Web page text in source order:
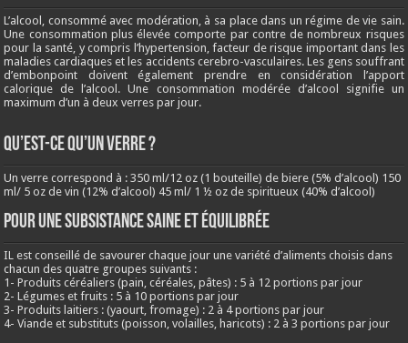
L’alcool, consommé avec modération, à sa place dans un régime de vie sain.
Une consommation plus élevée comporte par contre de nombreux risques
pour la santé, y compris l’hypertension, facteur de risque important dans les
maladies cardiaques et les accidents cerebro-vasculaires. Les gens souffrant
d’embonpoint doivent également prendre en considération l’apport
calorique de l’alcool. Une consommation modérée d’alcool signifie un
maximum d’un à deux verres par jour.
QU’EST-CE QU’UN VERRE ?
Un verre correspond à : 350 ml/12 oz (1 bouteille) de biere (5% d’alcool) 150
ml/ 5 oz de vin (12% d’alcool) 45 ml/ 1 ½ oz de spiritueux (40% d’alcool)
Pour une subsistance saine et équilibrée
IL est conseillé de savourer chaque jour une variété d’aliments choisis dans
chacun des quatre groupes suivants :
1- Produits céréaliers (pain, céréales, pâtes) : 5 à 12 portions par jour
2- Légumes et fruits : 5 à 10 portions par jour
3- Produits laitiers : (yaourt, fromage) : 2 à 4 portions par jour
4- Viande et substituts (poisson, volailles, haricots) : 2 à 3 portions par jour